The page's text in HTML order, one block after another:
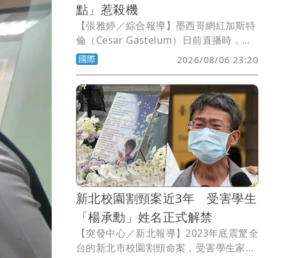
點」惹殺機
【張雅婷／綜合報導】墨西哥網紅加斯特
倫（Cesar Gastelum）日前直播時，竟
在鏡頭前遭摩托車騎士近距離槍殺身亡，
驚悚一幕被數十萬名粉絲目睹。當局表
示，加斯特倫曾在社群媒體提及犯罪集
團，疑似因此惹上殺機。
國際 2026/08/06 23:20
新北校園割頸案近3年 受害學生
「楊承勳」姓名正式解禁
【突發中心／新北報導】2023年底震驚全
台的新北市校園割頸命案，受害學生家屬